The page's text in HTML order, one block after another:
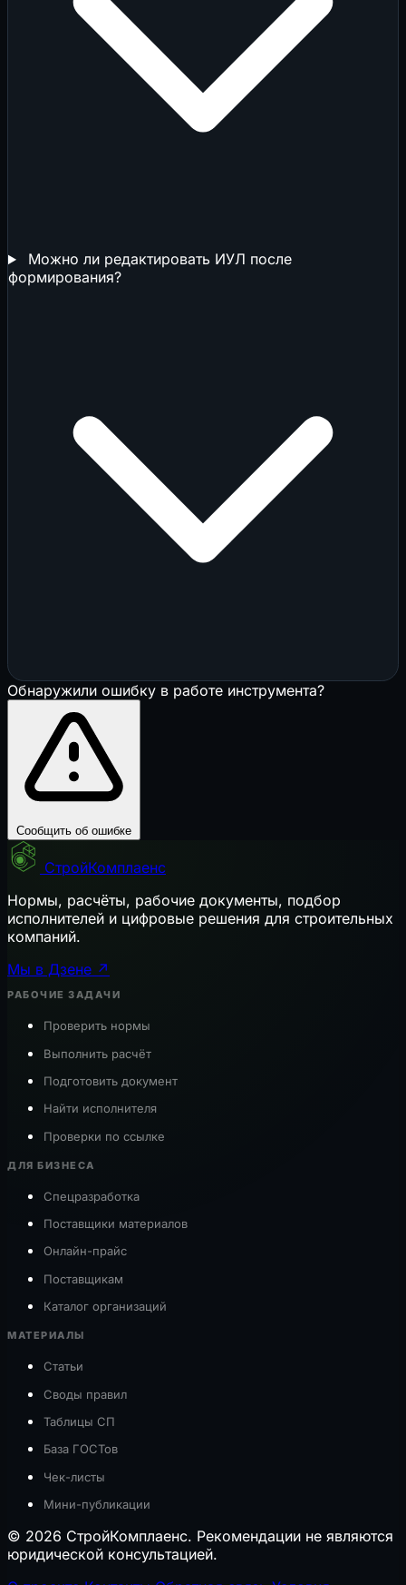
Можно ли редактировать ИУЛ после
формирования?
Обнаружили ошибку в работе инструмента?
Сообщить об ошибке
СтройКомплаенс
Нормы, расчёты, рабочие документы, подбор
исполнителей и цифровые решения для строительных
компаний.
Мы в Дзене ↗
РАБОЧИЕ ЗАДАЧИ
Проверить нормы
Выполнить расчёт
Подготовить документ
Найти исполнителя
Проверки по ссылке
ДЛЯ БИЗНЕСА
Спецразработка
Поставщики материалов
Онлайн-прайс
Поставщикам
Каталог организаций
МАТЕРИАЛЫ
Статьи
Своды правил
Таблицы СП
База ГОСТов
Чек-листы
Мини-публикации
© 2026 СтройКомплаенс. Рекомендации не являются
юридической консультацией.